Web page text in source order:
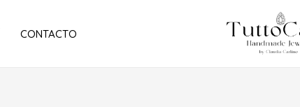
CONTACTO